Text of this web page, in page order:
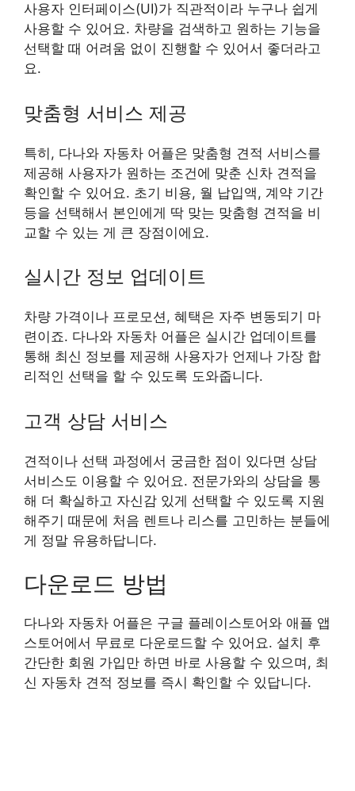
사용자 인터페이스(UI)가 직관적이라 누구나 쉽게
사용할 수 있어요. 차량을 검색하고 원하는 기능을
선택할 때 어려움 없이 진행할 수 있어서 좋더라고
요.
맞춤형 서비스 제공
특히, 다나와 자동차 어플은 맞춤형 견적 서비스를
제공해 사용자가 원하는 조건에 맞춘 신차 견적을
확인할 수 있어요. 초기 비용, 월 납입액, 계약 기간
등을 선택해서 본인에게 딱 맞는 맞춤형 견적을 비
교할 수 있는 게 큰 장점이에요.
실시간 정보 업데이트
차량 가격이나 프로모션, 혜택은 자주 변동되기 마
련이죠. 다나와 자동차 어플은 실시간 업데이트를
통해 최신 정보를 제공해 사용자가 언제나 가장 합
리적인 선택을 할 수 있도록 도와줍니다.
고객 상담 서비스
견적이나 선택 과정에서 궁금한 점이 있다면 상담
서비스도 이용할 수 있어요. 전문가와의 상담을 통
해 더 확실하고 자신감 있게 선택할 수 있도록 지원
해주기 때문에 처음 렌트나 리스를 고민하는 분들에
게 정말 유용하답니다.
다운로드 방법
다나와 자동차 어플은 구글 플레이스토어와 애플 앱
스토어에서 무료로 다운로드할 수 있어요. 설치 후
간단한 회원 가입만 하면 바로 사용할 수 있으며, 최
신 자동차 견적 정보를 즉시 확인할 수 있답니다.